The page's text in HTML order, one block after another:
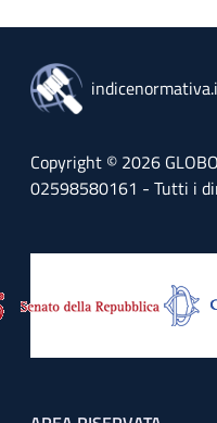
Copyright © 2026
02598580161 - Tutti i